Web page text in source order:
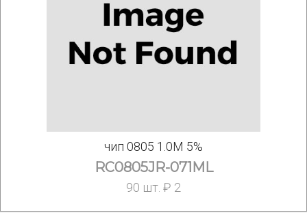
чип 0805 1.0M 5%
RC0805JR-071ML
90 шт. ₽ 2